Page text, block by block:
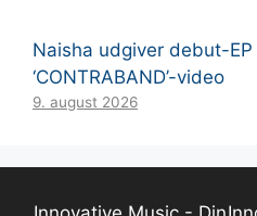
Naisha udgiver debut-EP
‘CONTRABAND’-video
9. august 2026